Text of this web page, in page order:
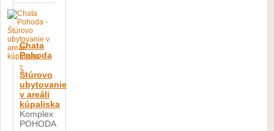
Chata
Pohoda
-
Štúrovo
ubytovanie
v areáli
kúpaliska
Komplex
POHODA